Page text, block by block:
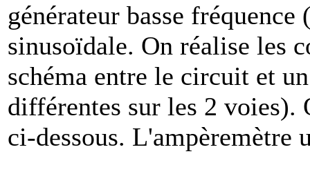
générateur basse
sinusoïdale. On réalise les
schéma entre le circuit et
différentes sur les 2 voies).
ci-dessous.